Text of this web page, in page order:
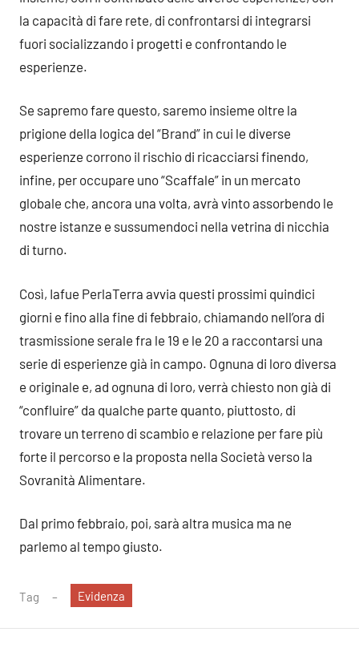
la capacità di fare rete, di confrontarsi di integrarsi
fuori socializzando i progetti e confrontando le
esperienze.
Se sapremo fare questo, saremo insieme oltre la
prigione della logica del “Brand” in cui le diverse
esperienze corrono il rischio di ricacciarsi finendo,
infine, per occupare uno “Scaffale” in un mercato
globale che, ancora una volta, avrà vinto assorbendo le
nostre istanze e sussumendoci nella vetrina di nicchia
di turno.
Così, Iafue PerlaTerra avvia questi prossimi quindici
giorni e fino alla fine di febbraio, chiamando nell’ora di
trasmissione serale fra le 19 e le 20 a raccontarsi una
serie di esperienze già in campo. Ognuna di loro diversa
e originale e, ad ognuna di loro, verrà chiesto non già di
“confluire” da qualche parte quanto, piuttosto, di
trovare un terreno di scambio e relazione per fare più
forte il percorso e la proposta nella Società verso la
Sovranità Alimentare.
Dal primo febbraio, poi, sarà altra musica ma ne
parlemo al tempo giusto.
Tag Evidenza